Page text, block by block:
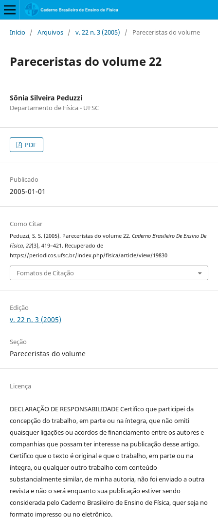
Início / Arquivos / v. 22 n. 3 (2005) / Pareceristas do volume
Pareceristas do volume 22
Sônia Silveira Peduzzi
Departamento de Física - UFSC
PDF
Publicado
2005-01-01
Como Citar
Peduzzi, S. S. (2005). Pareceristas do volume 22. Caderno Brasileiro De Ensino De
Física, 22(3), 419–421. Recuperado de
https://periodicos.ufsc.br/index.php/fisica/article/view/19830
Fomatos de Citação
Edição
v. 22 n. 3 (2005)
Seção
Pareceristas do volume
Licença
DECLARAÇÃO DE RESPONSABILIDADE Certifico que participei da
concepção do trabalho, em parte ou na íntegra, que não omiti
quaisquer ligações ou acordos de financiamento entre os autores e
companhias que possam ter interesse na publicação desse artigo.
Certifico que o texto é original e que o trabalho, em parte ou na
íntegra, ou qualquer outro trabalho com conteúdo
substancialmente similar, de minha autoria, não foi enviado a outra
revista e não o será enquanto sua publicação estiver sendo
considerada pelo Caderno Brasileiro de Ensino de Física, quer seja no
formato impresso ou no eletrônico.